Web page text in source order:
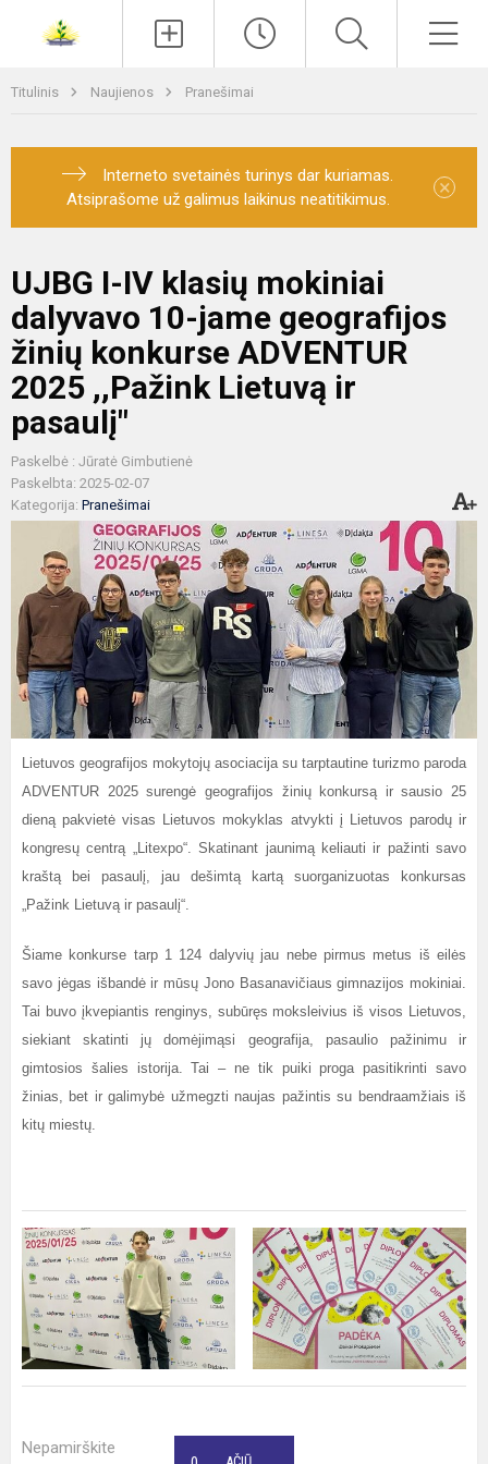
Titulinis Naujienos Pranešimai
Interneto svetainės turinys dar kuriamas.
Atsiprašome už galimus laikinus neatitikimus.
×
UJBG I-IV klasių mokiniai
dalyvavo 10-jame geografijos
žinių konkurse ADVENTUR
2025 ,,Pažink Lietuvą ir
pasaulį"
Paskelbė : Jūratė Gimbutienė
Paskelbta: 2025-02-07
Kategorija: Pranešimai
Lietuvos geografijos mokytojų asociacija su tarptautine turizmo paroda
ADVENTUR 2025 surengė geografijos žinių konkursą ir sausio 25
dieną pakvietė visas Lietuvos mokyklas atvykti į Lietuvos parodų ir
kongresų centrą „Litexpo“. Skatinant jaunimą keliauti ir pažinti savo
kraštą bei pasaulį, jau dešimtą kartą suorganizuotas konkursas
„Pažink Lietuvą ir pasaulį“.
Šiame konkurse tarp 1 124 dalyvių jau nebe pirmus metus iš eilės
savo jėgas išbandė ir mūsų Jono Basanavičiaus gimnazijos mokiniai.
Tai buvo įkvepiantis renginys, subūręs moksleivius iš visos Lietuvos,
siekiant skatinti jų domėjimąsi geografija, pasaulio pažinimu ir
gimtosios šalies istorija. Tai – ne tik puiki proga pasitikrinti savo
žinias, bet ir galimybė užmegzti naujas pažintis su bendraamžiais iš
kitų miestų.
Nepamirškite